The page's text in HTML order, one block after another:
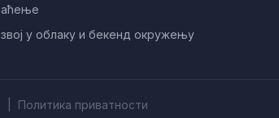
у облаку и бекенд окружењу
Политика приватности